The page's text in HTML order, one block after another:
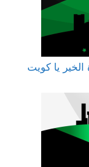
الخير يا كويت